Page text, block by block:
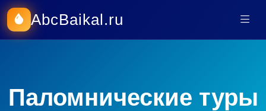
AbcBaikal.ru
Паломнические туры